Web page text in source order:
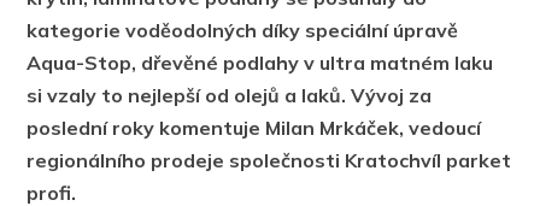
kategorie voděodolných díky speciální úpravě
Aqua-Stop, dřevěné podlahy v ultra matném laku
si vzaly to nejlepší od olejů a laků. Vývoj za
poslední roky komentuje Milan Mrkáček, vedoucí
regionálního prodeje společnosti Kratochvíl parket
profi.